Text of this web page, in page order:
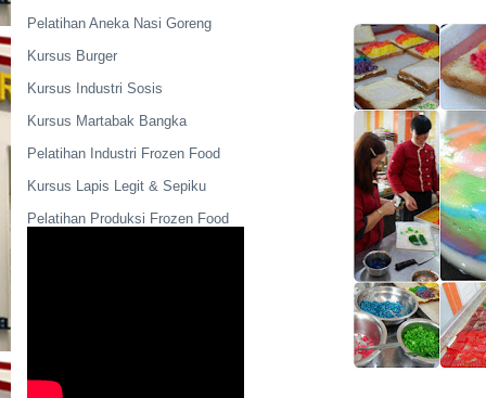
Pelatihan Aneka Nasi Goreng
Kursus Burger
Kursus Industri Sosis
Kursus Martabak Bangka
Pelatihan Industri Frozen Food
Kursus Lapis Legit & Sepiku
Pelatihan Produksi Frozen Food